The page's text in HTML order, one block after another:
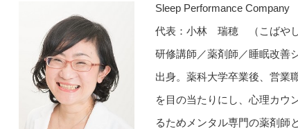
Sleep Performance Company
代表：小林 瑞穂 （こばや
研修講師／薬剤師／睡眠改善
出身。薬科大学卒業後、営業
を目の当たりにし、心理カウ
るためメンタル専門の薬剤師